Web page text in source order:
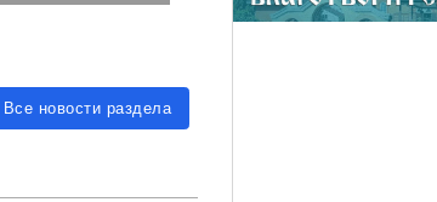
Все новости раздела